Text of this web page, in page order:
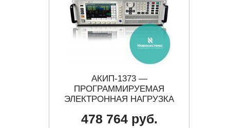
АКИП-1373 —
ПРОГРАММИРУЕМАЯ
ЭЛЕКТРОННАЯ НАГРУЗКА
ПЕРЕМЕННОГО ТОКА
478 764 руб.